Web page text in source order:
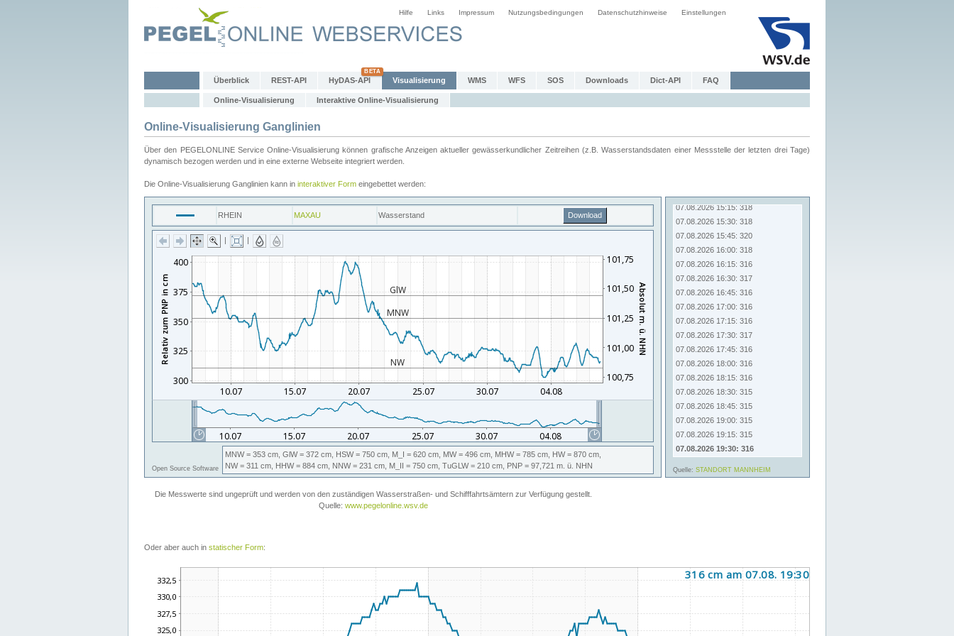
Hilfe Links Impressum Nutzungsbedingungen Datenschutzhinweise Einstellungen
Überblick REST-API HyDAS-API Visualisierung WMS WFS SOS Downloads Dict-API FAQ
Online-Visualisierung Interaktive Online-Visualisierung
Online-Visualisierung Ganglinien
Über den PEGELONLINE Service Online-Visualisierung können grafische Anzeigen aktueller gewässerkundlicher Zeitreihen (z.B. Wasserstandsdaten einer Messstelle der letzten drei Tage)
dynamisch bezogen werden und in eine externe Webseite integriert werden.
Die Online-Visualisierung Ganglinien kann in interaktiver Form eingebettet werden:
Oder aber auch in statischer Form: